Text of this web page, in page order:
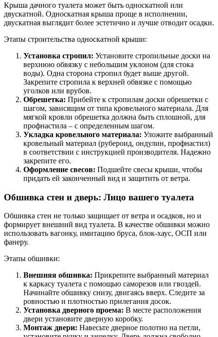
Крыша дачного туалета может быть односкатной или
двускатной. Односкатная крыша проще в исполнении,
двускатная выглядит более эстетично и лучше отводит осадки.
Этапы строительства односкатной крыши:
Установка стропил: Установите стропильные доски на
верхнюю обвязку с небольшим уклоном (для стока
воды). Одна сторона стропил будет выше другой.
Закрепите стропила к верхней обвязке с помощью
уголков или врубов.
Обрешетка: Прибейте к стропилам доски обрешетки с
шагом, зависящим от типа кровельного материала. Для
мягкой кровли обрешетка должна быть сплошной, для
профнастила – с определенным шагом.
Укладка кровельного материала: Уложите выбранный
кровельный материал (рубероид, ондулин, профнастил)
в соответствии с инструкцией производителя. Надежно
закрепите его.
Оформление свесов: Подшейте свесы крыши, чтобы
придать ей законченный вид и защитить от ветра.
Обшивка стен и дверь: Лицо вашего туалета
Обшивка стен не только защищает от ветра и осадков, но и
формирует внешний вид туалета. В качестве обшивки можно
использовать вагонку, имитацию бруса, блок-хаус, ОСП или
фанеру.
Этапы обшивки:
Внешняя обшивка: Прикрепите выбранный материал
к каркасу туалета с помощью саморезов или гвоздей.
Начинайте обшивку снизу, двигаясь вверх. Следите за
ровностью и плотностью прилегания досок.
Установка дверного проема: В месте расположения
двери установите дверную коробку.
Монтаж двери: Навесьте дверное полотно на петли,